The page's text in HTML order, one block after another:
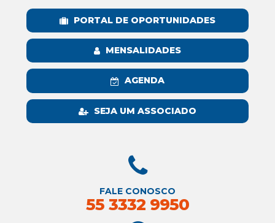
PORTAL DE OPORTUNIDADES
MENSALIDADES
AGENDA
SEJA UM ASSOCIADO
FALE CONOSCO
55 3332 9950